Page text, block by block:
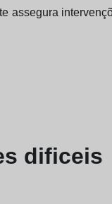
assegura
dificeis